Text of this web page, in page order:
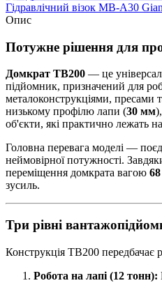
Гідравлічний візок MB-A30
Опис
Потужне рішення для
Домкрат TB200 — це
підйомник, призначений для
металоконструкціями, пресами
низькому профілю лапи (30 мм
об'єкти, які практично лежать на
Головна перевага моделі —
неймовірної потужності.
переміщення домкрата вагою
зусиль.
Три рівні
Конструкція TB200 передбачає
Робота на лапі (12 тонн):